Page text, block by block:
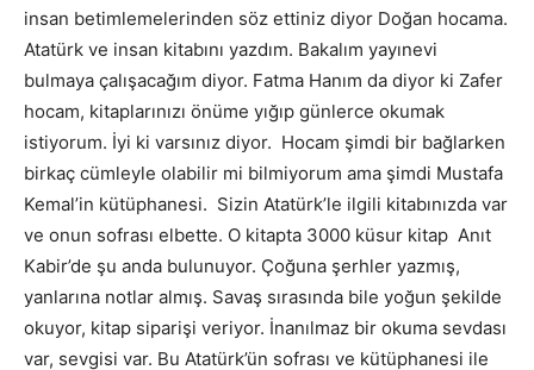
insan betimlemelerinden söz ettiniz diyor Doğan hocama.
Atatürk ve insan kitabını yazdım. Bakalım yayınevi
bulmaya çalışacağım diyor. Fatma Hanım da diyor ki Zafer
hocam, kitaplarınızı önüme yığıp günlerce okumak
istiyorum. İyi ki varsınız diyor. Hocam şimdi bir bağlarken
birkaç cümleyle olabilir mi bilmiyorum ama şimdi Mustafa
Kemal’in kütüphanesi. Sizin Atatürk’le ilgili kitabınızda var
ve onun sofrası elbette. O kitapta 3000 küsur kitap Anıt
Kabir’de şu anda bulunuyor. Çoğuna şerhler yazmış,
yanlarına notlar almış. Savaş sırasında bile yoğun şekilde
okuyor, kitap siparişi veriyor. İnanılmaz bir okuma sevdası
var, sevgisi var. Bu Atatürk’ün sofrası ve kütüphanesi ile